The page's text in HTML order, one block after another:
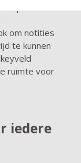
om notities
te kunnen
ruimte voor
iedere